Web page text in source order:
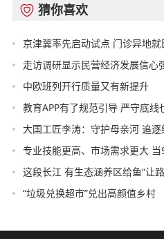
 猜你喜欢
京津冀率先启动试点 门诊异地
走访调研显示民营经济发展信心
中欧班列开行质量又有新提升
教育APP有了规范引导 严守底线
大国工匠李涛：守护母亲河 追逐
专业技能更高、市场需求更大
这段长江 有生态涵养区给鱼“让
“垃圾兑换超市”兑出高颜值乡村